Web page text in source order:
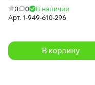
0 0
В наличии
Арт. 1-949-610-296
В корзину